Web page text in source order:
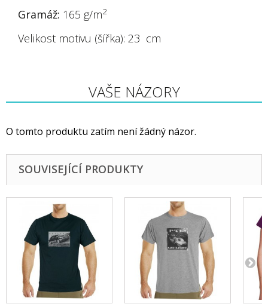
Gramáž: 165 g/m2
Velikost motivu (šířka): 23 cm
VAŠE NÁZORY
O tomto produktu zatím není žádný názor.
SOUVISEJÍCÍ PRODUKTY